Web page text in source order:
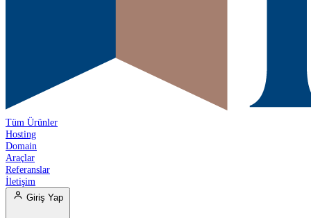
Tüm Ürünler
Hosting
Domain
Araçlar
Referanslar
İletişim
Giriş Yap